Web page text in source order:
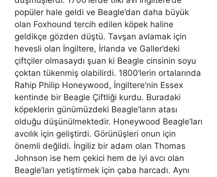
popüler hale geldi ve Beagle’dan daha büyük
olan Foxhound tercih edilen köpek haline
geldikçe gözden düştü. Tavşan avlamak için
hevesli olan İngiltere, İrlanda ve Galler’deki
çiftçiler olmasaydı şuan ki Beagle cinsinin soyu
çoktan tükenmiş olabilirdi. 1800’lerin ortalarında
Rahip Philip Honeywood, İngiltere’nin Essex
kentinde bir Beagle Çiftliği kurdu. Buradaki
köpeklerin günümüzdeki Beagle’ların atası
olduğu düşünülmektedir. Honeywood Beagle’ları
avcılık için geliştirdi. Görünüşleri onun için
önemli değildi. İngiliz bir adam olan Thomas
Johnson ise hem çekici hem de iyi avcı olan
Beagle’ları yetiştirmek için çaba harcadı. Aynı